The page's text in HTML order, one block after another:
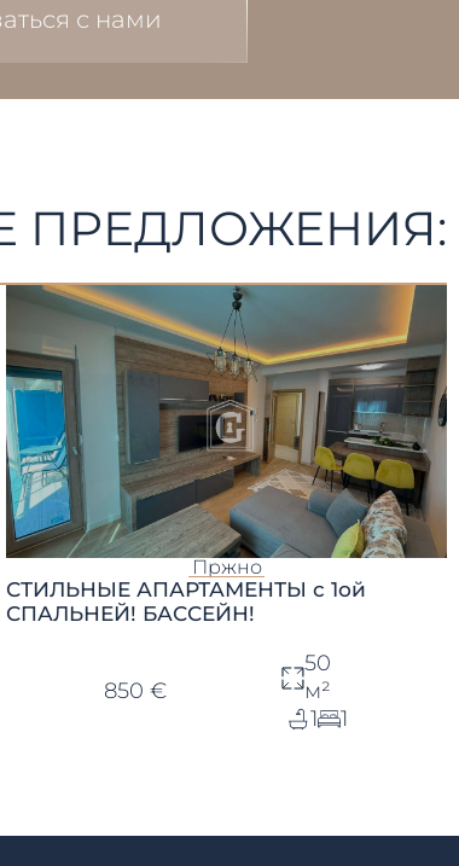
с нами
ПРЕДЛОЖЕНИЯ:
Пржно
СТИЛЬНЫЕ АПАРТАМЕНТЫ с 1ой
СПАЛЬНЕЙ! БАССЕЙН!
850 €
50
м²
1
1